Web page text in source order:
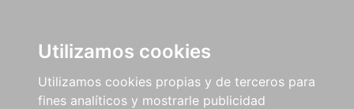
Utilizamos cookies
Utilizamos cookies propias y de terceros para
fines analíticos y mostrarle publicidad